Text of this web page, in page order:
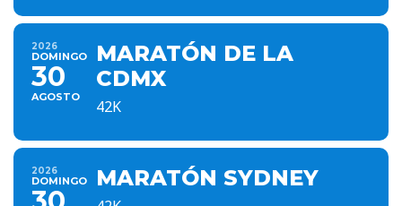
2026
DOMINGO
30
AGOSTO
MARATÓN DE LA
CDMX
42K
2026
DOMINGO MARATÓN SYDNEY